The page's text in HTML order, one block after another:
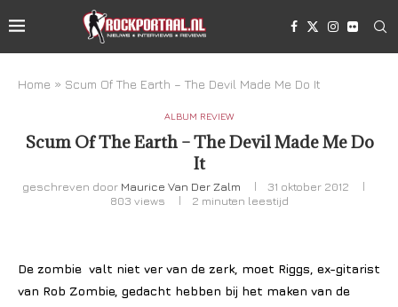
Home » Scum Of The Earth – The Devil Made Me Do It
ALBUM REVIEW
Scum Of The Earth – The Devil Made Me Do
It
geschreven door Maurice Van Der Zalm
31 oktober 2012
803 views 2 minuten leestijd
De zombie valt niet ver van de zerk, moet Riggs, ex-gitarist
van Rob Zombie, gedacht hebben bij het maken van de